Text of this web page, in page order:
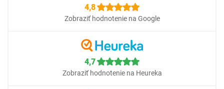
4,8
Zobraziť hodnotenie na Google
4,7
Zobraziť hodnotenie na Heureka